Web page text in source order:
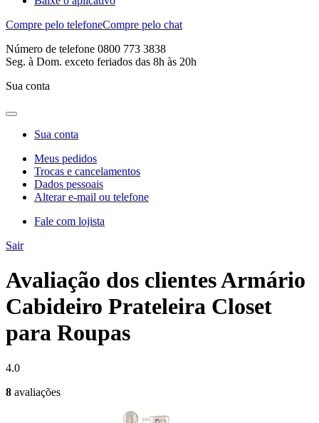
Compre pelo telefoneCompre pelo chat
Número de telefone 0800 773 3838
Seg. à Dom. exceto feriados das 8h às 20h
Sua conta
Sua conta
Meus pedidos
Trocas e cancelamentos
Dados pessoais
Alterar e-mail ou telefone
Fale com lojista
Sair
Avaliação dos clientes Armário
Cabideiro Prateleira Closet
para Roupas
4.0
8 avaliações